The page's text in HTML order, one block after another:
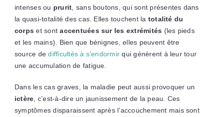
intenses ou prurit , sans boutons, qui sont présentes dans
la quasi-totalité des cas. Elles touchent la totalité du
corps et sontaccentuées sur les extrémités (les pieds
et les mains). Bien que bénignes, elles peuvent être
source dedifficultés à s’endormir qui génèrent à leur tour
une accumulation de fatigue.
Dans les cas graves, la maladie peut aussi provoquer un
ictère , c’est-à-dire un jaunissement de la peau. Ces
symptômes disparaissent après l’accouchement mais sont